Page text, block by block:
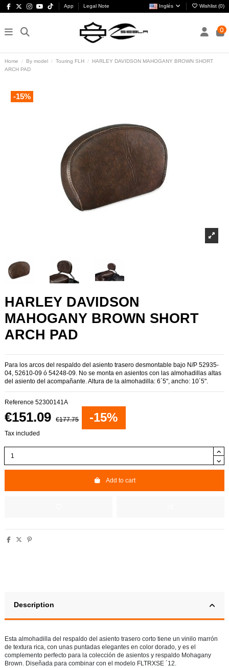
App Legal Note Inglés Wishlist (0)
0
Home By model Touring FLH
HARLEY DAVIDSON MAHOGANY BROWN SHORT
ARCH PAD
-15%
HARLEY DAVIDSON
MAHOGANY BROWN SHORT
ARCH PAD
Para los arcos del respaldo del asiento trasero desmontable bajo N/P 52935-
04, 52610-09 ó 54248-09. No se monta en asientos con las almohadillas altas
del asiento del acompañante. Altura de la almohadilla: 6´5", ancho: 10´5".
Reference 52300141A
€151.09 €177.75 -15%
Tax included
Add to cart
Description
Esta almohadilla del respaldo del asiento trasero corto tiene un vinilo marrón
de textura rica, con unas puntadas elegantes en color dorado, y es el
complemento perfecto para la colección de asientos y respaldo Mohagany
Brown. Diseñada para combinar con el modelo FLTRXSE ´12.